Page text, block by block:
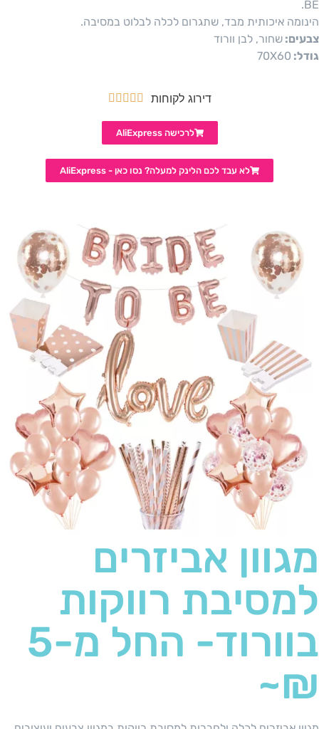
BE.
הינומה איכותית מבד, שתגרום לכלה לבלוט במסיבה.
צבעים: שחור, לבן וורוד
גודל: 70X60
דירוג לקוחות 




לרכישה AliExpress
לא עבד לכם הלינק למעלה? נסו כאן - AliExpress
מגוון אביזרים
למסיבת רווקות
בוורוד- החל מ-5
₪~